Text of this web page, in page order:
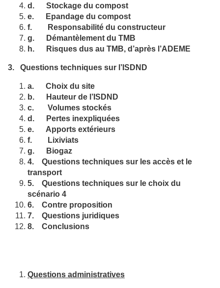
d.
Stockage du compost
e.
Epandage du compost
f.
Responsabilité du constructeur
g.
Démantèlement du TMB
h.
Risques dus au TMB, d’après l’ADEME
3. Questions techniques sur l’ISDND
a.
Choix du site
b.
Hauteur de l’ISDND
c.
Volumes stockés
d.
Pertes inexpliquées
e.
Apports extérieurs
f.
Lixiviats
g.
Biogaz
4.
Questions techniques sur les accès et le
transport
5.
Questions techniques sur le choix du
scénario 4
6.
Contre proposition
7.
Questions juridiques
8.
Conclusions
Questions administratives